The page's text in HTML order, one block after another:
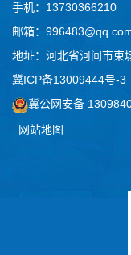
手机：13730366210
邮箱：
地址：河北省河间市束
冀ICP备13009444号-3
冀公网安备
网站地图